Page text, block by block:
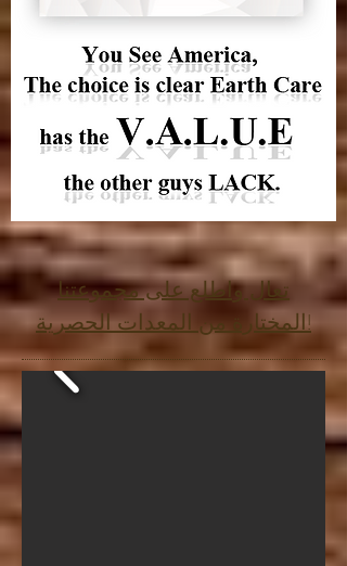
تعال واطلع على مجموعتنا
المختارة من المعدات الحصرية!